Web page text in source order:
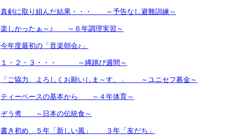
真剣に取り組んだ結果・・・ ～予告なし避難訓練～
楽しかったぁ～♪ ～６年調理実習～
今年度最初の「音楽朝会♪」
１・２・３・・・ ～縄跳び週間～
「ご協力、よろしくお願いしま～す。」 ～ユニセフ募金～
ティーベースの基本から ～４年体育～
ぞう煮 ～日本の伝統食～
書き初め ５年「新しい風」 ３年「友だち」